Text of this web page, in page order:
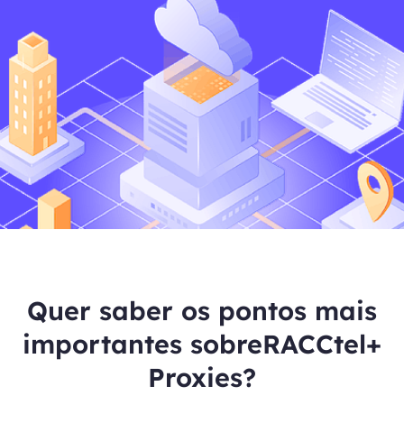
Quer saber os pontos mais
importantes sobreRACCtel+
Proxies?